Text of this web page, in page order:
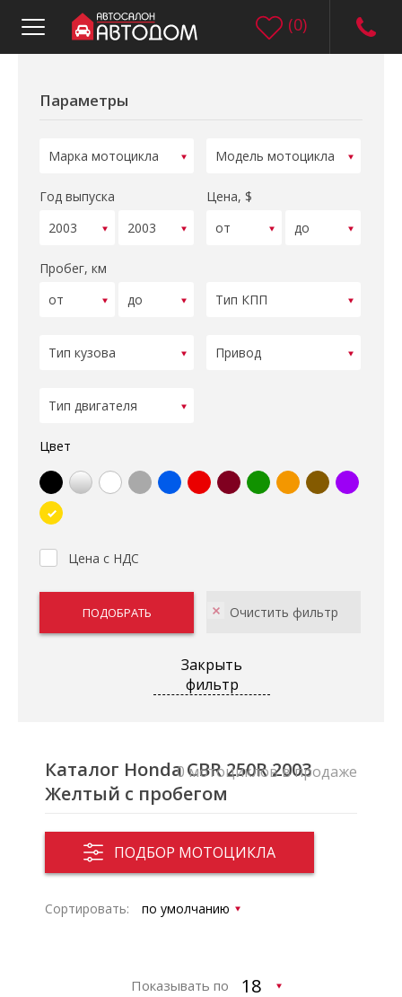
(0)
Параметры
Год выпуска Цена, $
Пробег, км
Цвет
Цена с НДС
Закрыть
фильтр
Каталог Honda CBR 250R 2003
Желтый с пробегом
ПОДБОР МОТОЦИКЛА
0 мотоциклов в продаже
Сортировать:
Показывать по